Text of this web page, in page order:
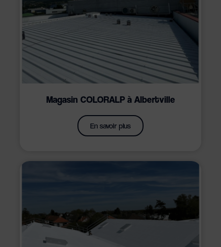
Magasin COLORALP à Albertville
En savoir plus